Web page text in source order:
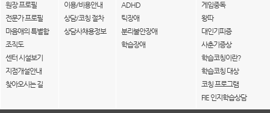
원장 프로필
전문가 프로필
마음애의 특별함
조직도
센터 시설보기
지점개설안내
찾아오시는 길
이용/비용안내
상담/코칭 절차
상담사채용정보
ADHD
틱장애
분리불안장애
학습장애
게임중독
왕따
대인기피증
사춘기증상
학습코칭이란?
학습코칭 대상
코칭 프로그램
FIE 인지학습상담